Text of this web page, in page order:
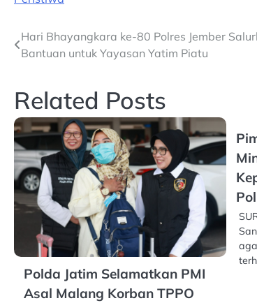
Post
Hari Bhayangkara ke-80 Polres Jember
Bantuan untuk Yayasan Yatim Piatu
Related Posts
Polda Jatim Selamatkan PMI
Asal Malang Korban TPPO